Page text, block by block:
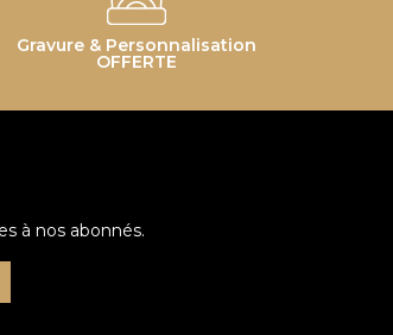
Gravure & Personnalisation
OFFERTE
à nos abonnés.